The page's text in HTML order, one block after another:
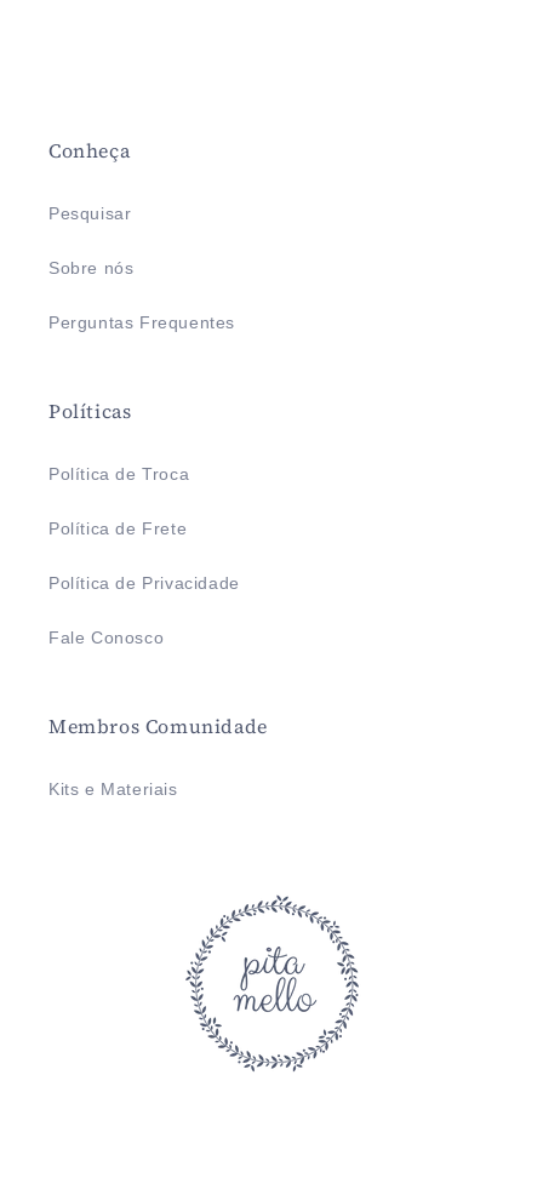
Conheça
Pesquisar
Sobre nós
Perguntas Frequentes
Políticas
Política de Troca
Política de Frete
Política de Privacidade
Fale Conosco
Membros Comunidade
Kits e Materiais